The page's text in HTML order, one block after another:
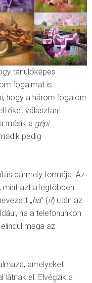
tanulóképes
fogalmat is
hogy a három fogalom
őket választani
másik a gépi
pedig
bármely formája. Az
azt a legtöbben
„ha” (if) után az
ha a telefonunkon
maga az
amelyeket
látnak el. Elvégzik a